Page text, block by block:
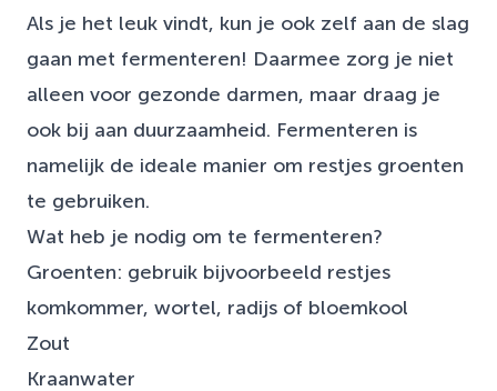
Als je het leuk vindt, kun je ook zelf aan de slag
gaan met fermenteren! Daarmee zorg je niet
alleen voor gezonde darmen, maar draag je
ook bij aan duurzaamheid. Fermenteren is
namelijk de ideale manier om restjes groenten
te gebruiken.
Wat heb je nodig om te fermenteren?
Groenten: gebruik bijvoorbeeld restjes
komkommer, wortel, radijs of bloemkool
Zout
Kraanwater